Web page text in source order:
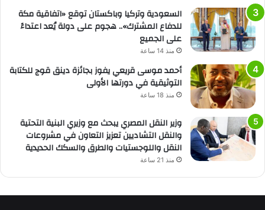
السعودية وتركيا وباكستان توقع «اتفاقية مكة
للدفاع المشترك».. هجوم على دولة يُعد اعتداءً
على الجميع
منذ 14 ساعة
أحمد موسى قريعي يفوز بجائزة دينق قوج للكتابة
التوثيقية في دورتها الأولى
منذ 18 ساعة
وزير النقل المصري يبحث مع وزيري البنية التحتية
والنقل التشاديين تعزيز التعاون في مشروعات
النقل واللوجستيات والطرق والسكك الحديدية
منذ 21 ساعة